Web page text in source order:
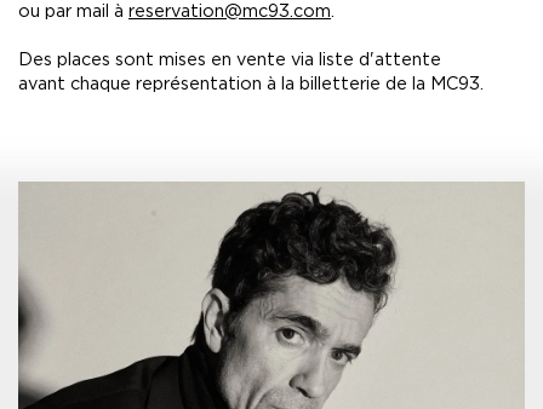
ou par mail à reservation@mc93.com
Des places sont mises en vente via liste d'attente
avant chaque représentation à la billetterie de la MC93.